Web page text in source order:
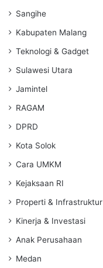
Sangihe
Kabupaten Malang
Teknologi & Gadget
Sulawesi Utara
Jamintel
RAGAM
DPRD
Kota Solok
Cara UMKM
Kejaksaan RI
Properti & Infrastruktur
Kinerja & Investasi
Anak Perusahaan
Medan